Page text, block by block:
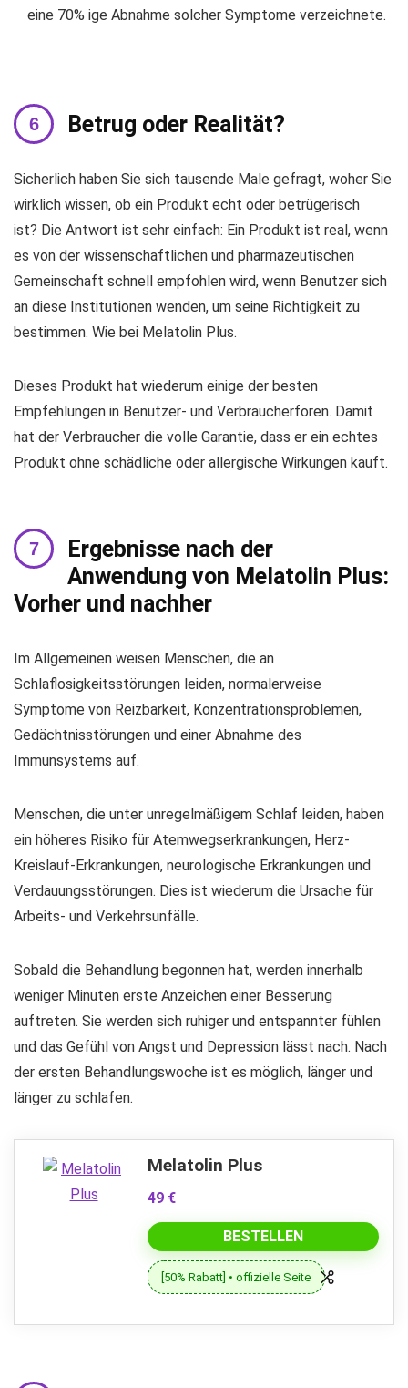
eine 70% ige Abnahme solcher Symptome verzeichnete.
Betrug oder Realität?
Sicherlich haben Sie sich tausende Male gefragt, woher Sie
wirklich wissen, ob ein Produkt echt oder betrügerisch
ist? Die Antwort ist sehr einfach: Ein Produkt ist real, wenn
es von der wissenschaftlichen und pharmazeutischen
Gemeinschaft schnell empfohlen wird, wenn Benutzer sich
an diese Institutionen wenden, um seine Richtigkeit zu
bestimmen. Wie bei Melatolin Plus.
Dieses Produkt hat wiederum einige der besten
Empfehlungen in Benutzer- und Verbraucherforen. Damit
hat der Verbraucher die volle Garantie, dass er ein echtes
Produkt ohne schädliche oder allergische Wirkungen kauft.
Ergebnisse nach der
Anwendung von Melatolin Plus:
Vorher und nachher
Im Allgemeinen weisen Menschen, die an
Schlaflosigkeitsstörungen leiden, normalerweise
Symptome von Reizbarkeit, Konzentrationsproblemen,
Gedächtnisstörungen und einer Abnahme des
Immunsystems auf.
Menschen, die unter unregelmäßigem Schlaf leiden, haben
ein höheres Risiko für Atemwegserkrankungen, Herz-
Kreislauf-Erkrankungen, neurologische Erkrankungen und
Verdauungsstörungen. Dies ist wiederum die Ursache für
Arbeits- und Verkehrsunfälle.
Sobald die Behandlung begonnen hat, werden innerhalb
weniger Minuten erste Anzeichen einer Besserung
auftreten. Sie werden sich ruhiger und entspannter fühlen
und das Gefühl von Angst und Depression lässt nach. Nach
der ersten Behandlungswoche ist es möglich, länger und
länger zu schlafen.
Melatolin Plus
49 €
BESTELLEN
[50% Rabatt] • offizielle Seite